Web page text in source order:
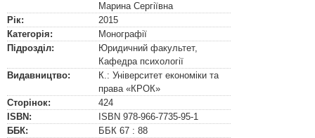
Марина Сергіївна
Рік:
2015
Категорія:
Монографії
Підрозділ:
Юридичний факультет,
Кафедра психології
Видавництво:
К.: Університет економіки та
права «КРОК»
Сторінок:
424
ISBN:
ISBN 978-966-7735-95-1
ББК:
ББК 67 : 88